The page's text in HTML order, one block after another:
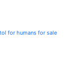
for humans for sale